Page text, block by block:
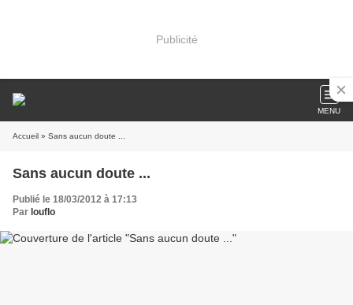
Publicité
MENU
Accueil » Sans aucun doute ...
Sans aucun doute ...
Publié le 18/03/2012 à 17:13
Par louflo